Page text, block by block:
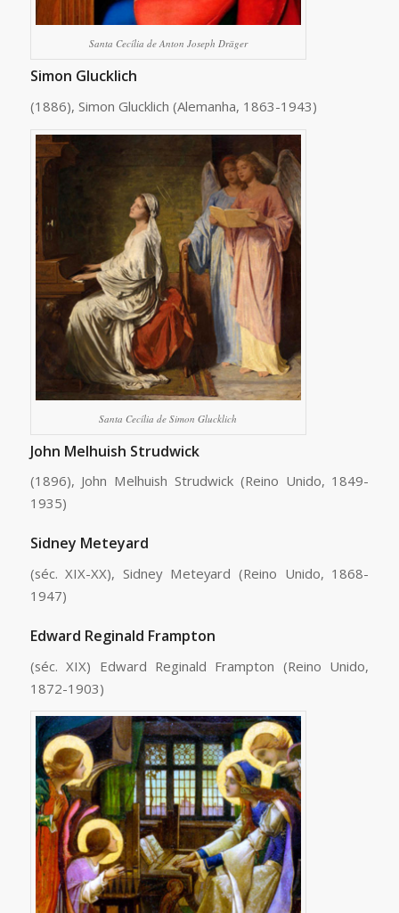
Santa Cecília de Anton Joseph Dräger
Simon Glucklich
(1886), Simon Glucklich (Alemanha, 1863-1943)
Santa Cecília de Simon Glucklich
John Melhuish Strudwick
(1896), John Melhuish Strudwick (Reino Unido, 1849-
1935)
Sidney Meteyard
(séc. XIX-XX), Sidney Meteyard (Reino Unido, 1868-
1947)
Edward Reginald Frampton
(séc. XIX) Edward Reginald Frampton (Reino Unido,
1872-1903)